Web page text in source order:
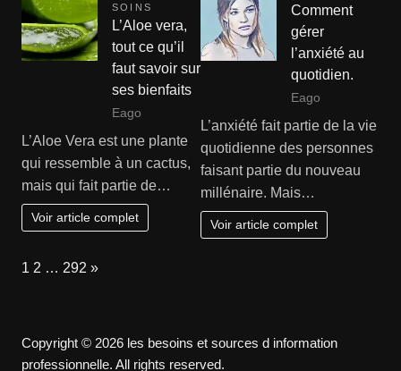
SOINS
L’Aloe vera,
tout ce qu’il
faut savoir sur
ses bienfaits
Eago
L’Aloe Vera est une plante
qui ressemble à un cactus,
mais qui fait partie de…
Voir article complet
Comment
gérer
l’anxiété au
quotidien.
Eago
L’anxiété fait partie de la vie
quotidienne des personnes
faisant partie du nouveau
millénaire. Mais…
Voir article complet
Page:
1 2 … 292 Next
»
Copyright © 2026 les besoins et sources d information
professionnelle. All rights reserved.